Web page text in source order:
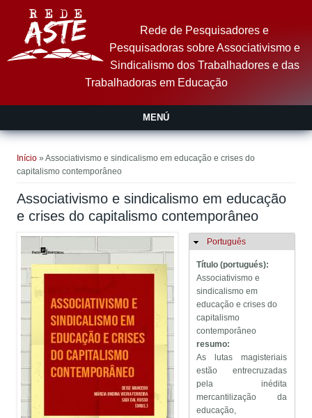
Rede de Pesquisadores e
Pesquisadoras sobre Associativismo e
Sindicalismo dos Trabalhadores e das
Trabalhadoras em Educação
MENÚ
Início » Associativismo e sindicalismo em educação e crises do
capitalismo contemporâneo
Associativismo e sindicalismo em educação
e crises do capitalismo contemporâneo
Ocultar
Português
Título (portugués):
Associativismo e
sindicalismo em
educação e crises do
capitalismo
contemporâneo
resumo:
As lutas magisteriais
estão entrecruzadas
pela inédita
mercantilização da
educação,